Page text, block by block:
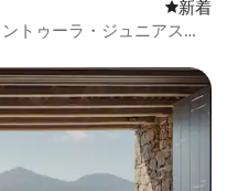
新しい宿
新着
トゥーラ・ジュニアスイ